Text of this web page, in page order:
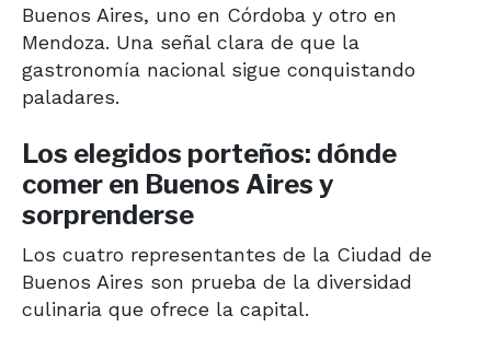
Buenos Aires, uno en Córdoba y otro en
Mendoza. Una señal clara de que la
gastronomía nacional sigue conquistando
paladares.
Los elegidos porteños: dónde
comer en Buenos Aires y
sorprenderse
Los cuatro representantes de la Ciudad de
Buenos Aires son prueba de la diversidad
culinaria que ofrece la capital.